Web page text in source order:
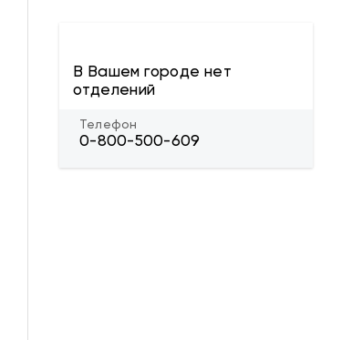
В Вашем городе нет
отделений
Телефон
0-800-500-609